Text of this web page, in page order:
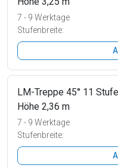
7 - 9 Werktage
Stufenbreite:
LM-Treppe 45° 11
Höhe 2,36 m
7 - 9 Werktage
Stufenbreite: